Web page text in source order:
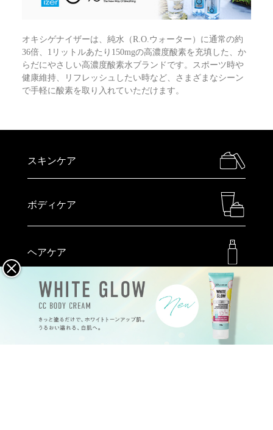
オキシゲナイザーは、純水（R.O.ウォーター）に通常の約
36倍、1リットルあたり150mgの高濃度酸素を充填した、か
らだにやさしい高濃度酸素水ブランドです。スポーツ時や
健康維持、リフレッシュしたい時など、さまざまなシーン
で手軽に酸素を取り入れていただけます。
スキンケア
ボディケア
ヘアケア
メイクアップ